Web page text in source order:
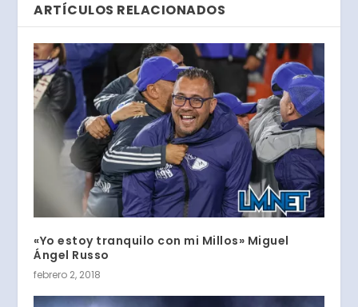
ARTÍCULOS RELACIONADOS
«Yo estoy tranquilo con mi Millos» Miguel
Ángel Russo
febrero 2, 2018